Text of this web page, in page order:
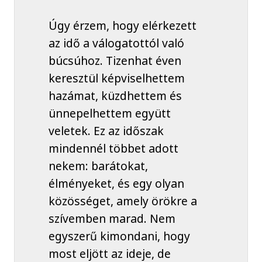
Úgy érzem, hogy elérkezett
az idő a válogatottól való
búcsúhoz. Tizenhat éven
keresztül képviselhettem
hazámat, küzdhettem és
ünnepelhettem együtt
veletek. Ez az időszak
mindennél többet adott
nekem: barátokat,
élményeket, és egy olyan
közösséget, amely örökre a
szívemben marad. Nem
egyszerű kimondani, hogy
most eljött az ideje, de